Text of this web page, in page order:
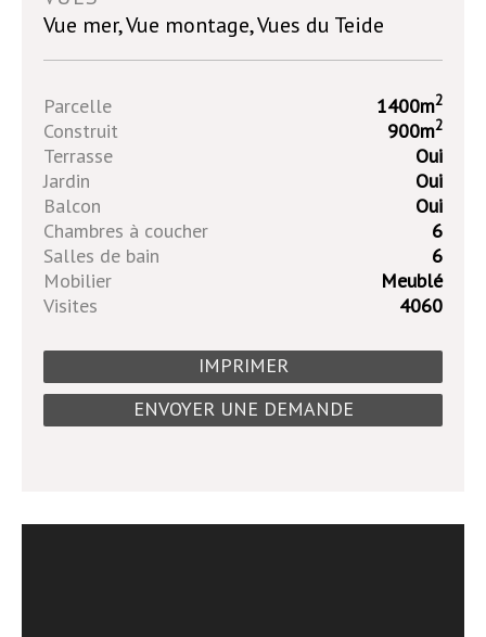
Vue mer, Vue montage, Vues du Teide
Parcelle 1400m2
Construit 900m2
Terrasse
Oui
Jardin
Oui
Balcon
Oui
Chambres à coucher
6
Salles de bain
6
Mobilier
Meublé
Visites
4060
IMPRIMER
ENVOYER UNE DEMANDE